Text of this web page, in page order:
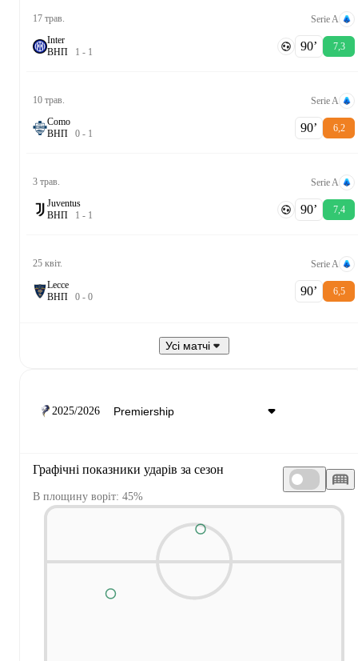
17 трав.
Serie A
Inter
ВНП 1 - 1 90‎’‎ 7,3
10 трав.
Serie A
Como
ВНП 0 - 1 90‎’‎ 6,2
3 трав.
Serie A
Juventus
ВНП 1 - 1 90‎’‎ 7,4
25 квіт.
Serie A
Lecce
ВНП 0 - 0 90‎’‎ 6,5
Усі матчі
2025/2026
Графічні показники ударів за сезон
В площину воріт: 45%